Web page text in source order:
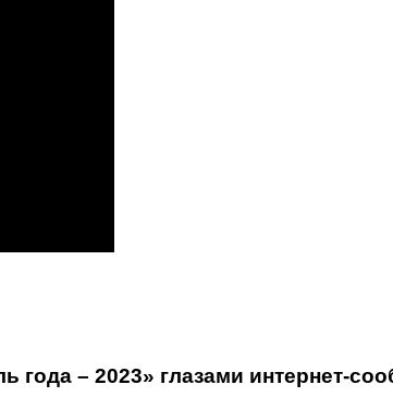
года – 2023» глазами интернет-